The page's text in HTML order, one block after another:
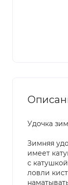
Удочка
Зимняя
имеет
с
ловли